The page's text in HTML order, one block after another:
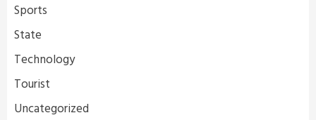
Sports
State
Technology
Tourist
Uncategorized